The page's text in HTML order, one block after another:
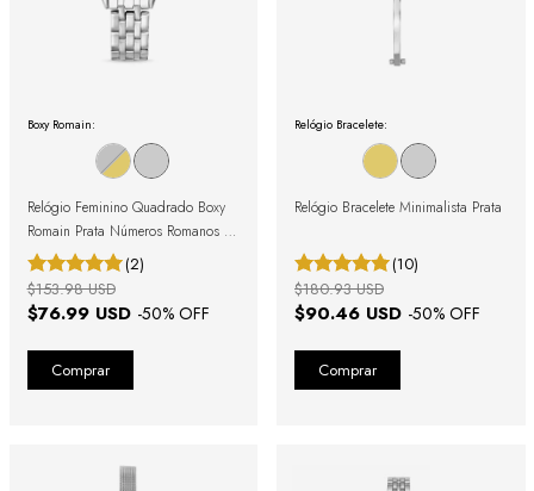
Boxy Romain:
Relógio Feminino Quadrado Boxy
Romain Prata Números Romanos e
Cristais Cravejados
(2)
$76.99 USD -50% OFF
$153.98 USD
Relógio Bracelete:
Relógio Bracelete Minimalista Prata
(10)
$90.46 USD -50% OFF
$180.93 USD